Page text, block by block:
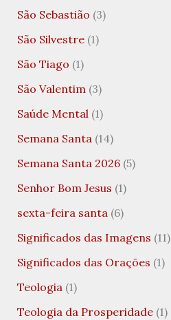
São Sebastião (3)
São Silvestre(1)
São Tiago (1)
São Valentim(3)
Saúde Mental(1)
Semana Santa(14)
Semana Santa 2026(5)
Senhor Bom Jesus (1)
sexta-feira santa(6)
Significados das Imagens (11)
Significados das Orações (1)
Teologia(1)
Teologia da Prosperidade(1)